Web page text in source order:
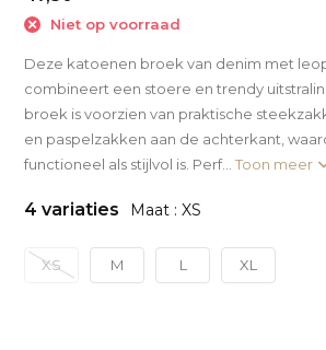
Niet op voorraad
Deze katoenen broek van denim met
combineert een stoere en trendy
broek is voorzien van praktische
en paspelzakken aan de achterkant,
functioneel als stijlvol is. Perf...Toon meer
4 variaties Maat : XS
XS M L XL